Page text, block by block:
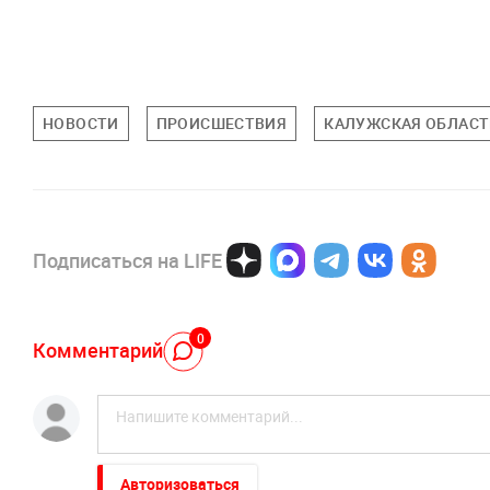
НОВОСТИ ПРОИСШЕСТВИЯ КАЛУЖСКАЯ
Подписаться на LIFE
Комментарий 0
Авторизоваться